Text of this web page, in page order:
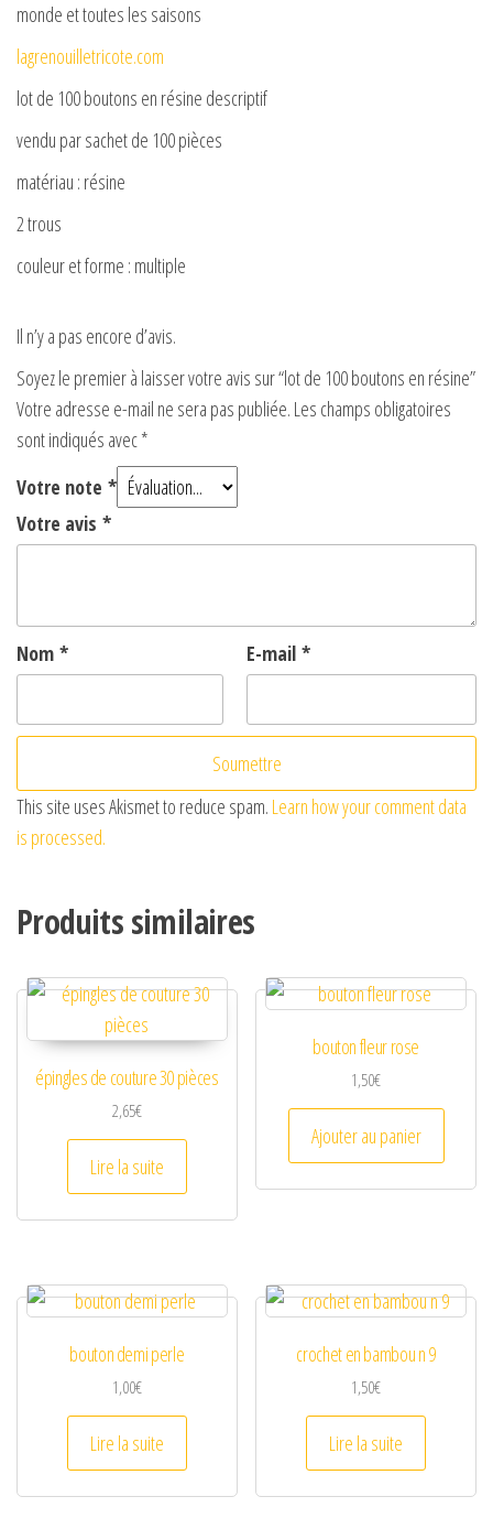
o
monde et toutes les saisons
lagrenouilletricote.com
lot de 100 boutons en résine descriptif
vendu par sachet de 100 pièces
matériau : résine
2 trous
couleur et forme : multiple
Il n’y a pas encore d’avis.
Soyez le premier à laisser votre avis sur “lot de 100 boutons en résine”
Votre adresse e-mail ne sera pas publiée. Les champs obligatoires
sont indiqués avec*
Votre note *
Votre avis *
Nom * E-mail *
This site uses Akismet to reduce spam. Learn how your comment data
is processed.
Produits similaires
épingles de couture 30 pièces
2,65€
Lire la suite
bouton fleur rose
1,50€
Ajouter au panier
bouton demi perle
1,00€
Lire la suite
crochet en bambou n 9
1,50€
Lire la suite